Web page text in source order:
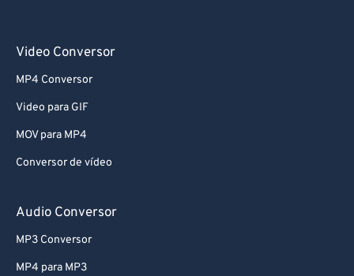
Video Conversor
MP4 Conversor
Video para GIF
MOV para MP4
Conversor de vídeo
Audio Conversor
MP3 Conversor
MP4 para MP3